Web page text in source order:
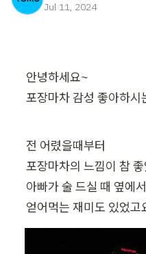
Jul 11, 2024
안녕하세요~
포장마차 감성 좋아하시
전 어렸을때부터
포장마차의 느낌이 참
아빠가 술 드실 때 옆에
얻어먹는 재미도 있었고